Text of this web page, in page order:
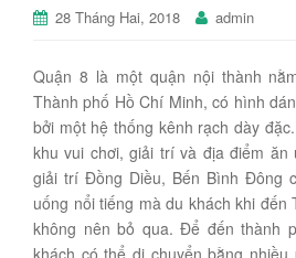
28 Tháng Hai, 2018 admin
Quận 8 là một quận nội thành
Thành phố Hồ Chí Minh, có hình
bởi một hệ thống kênh rạch dày
khu vui chơi, giải trí và địa điểm ăn
giải trí Đồng Diều, Bến Bình Đông
uống nổi tiếng mà du khách khi đến
không nên bỏ qua. Để đến thành
khách có thể di chuyển bằng